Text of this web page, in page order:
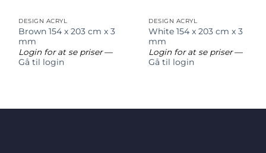
DESIGN ACRYL
Brown 154 x 203 cm x 3
mm
Login for at se priser—
Gå til login
DESIGN ACRYL
White 154 x 203 cm x 3
mm
Login for at se priser—
Gå til login